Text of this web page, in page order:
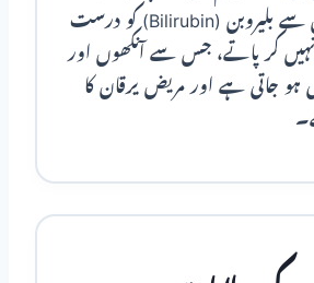
کے خلیات خون سے بلیروبن (Bilirubin) کو درست
کر پاتے، جس سے آنکھوں اور
ہو جاتی ہے اور مریض یرقان کا